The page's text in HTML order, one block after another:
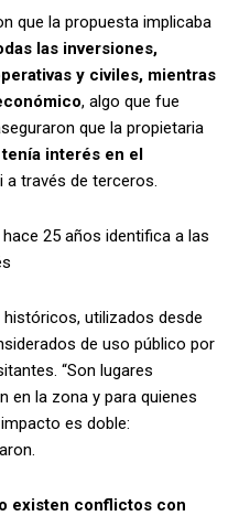
que la propuesta implicaba
las inversiones,
y civiles, mientras
, algo que fue
que la propietaria
tenía interés en el
a través de terceros.
25 años identifica a las
utilizados desde
de uso público por
“Son lugares
en la zona y para quienes
es doble:
existen conflictos con